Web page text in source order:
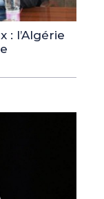
: l’Algérie